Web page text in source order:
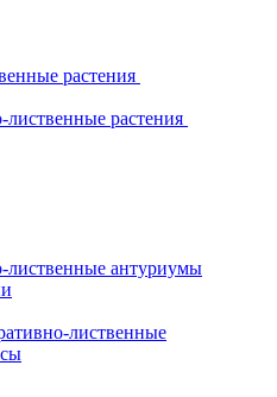
растения
лиственные растения
лиственные антуриумы
лиственные